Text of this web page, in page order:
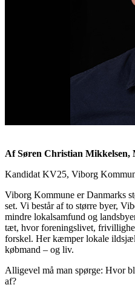
Af Søren Christian Mikkelsen,
Kandidat KV25, Viborg
Viborg Kommune er Danmarks
set. Vi består af to større byer,
mindre lokalsamfund og
tæt, hvor foreningslivet,
forskel. Her kæmper lokale
købmand – og liv.
Alligevel må man spørge: Hvor
af?